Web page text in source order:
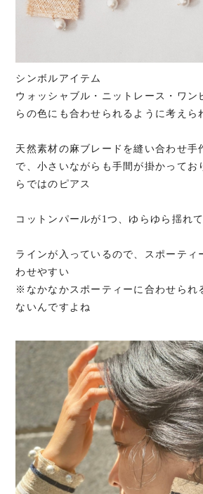
シンボルアイテム
ウォッシャブル・ニットレース・ワン
らの色にも合わせられるように考えら
天然素材の麻ブレードを縫い合わせ手
で、小さいながらも手間が掛かってお
らではのピアス
コットンパールが1つ、ゆらゆら揺れ
ラインが入っているので、スポーティ
わせやすい
※なかなかスポーティーに合わせられ
ないんですよね